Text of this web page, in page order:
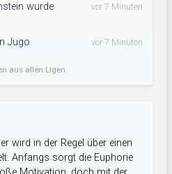
wurde
vor 7 Minuten
Jugo vor 7 Minuten
aus allen Ligen
wird in der Regel über einen
Anfangs sorgt die Euphorie